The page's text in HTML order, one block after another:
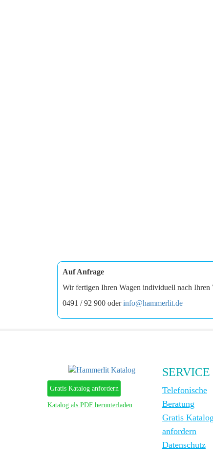
Auf Anfrage
Wir fertigen Ihren Wagen individuell nach Ihren
0491 / 92 900 oderinfo@hammerlit.de
Gratis Katalog anfordern
Katalog als PDF herunterladen
SERVICE
Telefonische
Beratung
Gratis Katalog
anfordern
Datenschutz